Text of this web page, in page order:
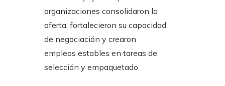
organizaciones consolidaron la
oferta, fortalecieron su capacidad
de negociación y crearon
empleos estables en tareas de
selección y empaquetado.